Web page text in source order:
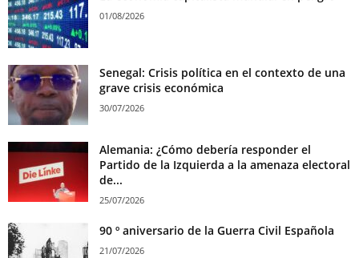
01/08/2026
Senegal: Crisis política en el contexto de una
grave crisis económica
30/07/2026
Alemania: ¿Cómo debería responder el
Partido de la Izquierda a la amenaza electoral
de...
25/07/2026
90 º aniversario de la Guerra Civil Española
21/07/2026